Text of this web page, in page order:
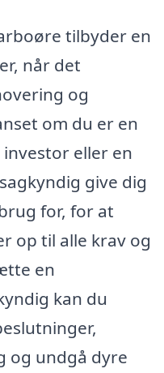
tilbyder en
når det
og
om du er en
eller en
give dig
for, for at
op til alle krav og
en
kan du
og undgå dyre